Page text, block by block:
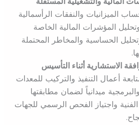
الميزانيات والنفقات الرأسمالية
المؤشرات المالية الخاصة
الحساسية والمخاطر المحتملة
الاستشارية أثناء التأسيس
أعمال التنفيذ والتركيب للمعدات
ميدانياً لضمان مطابقتها
واجتياز الفحص الرسمي للجهات